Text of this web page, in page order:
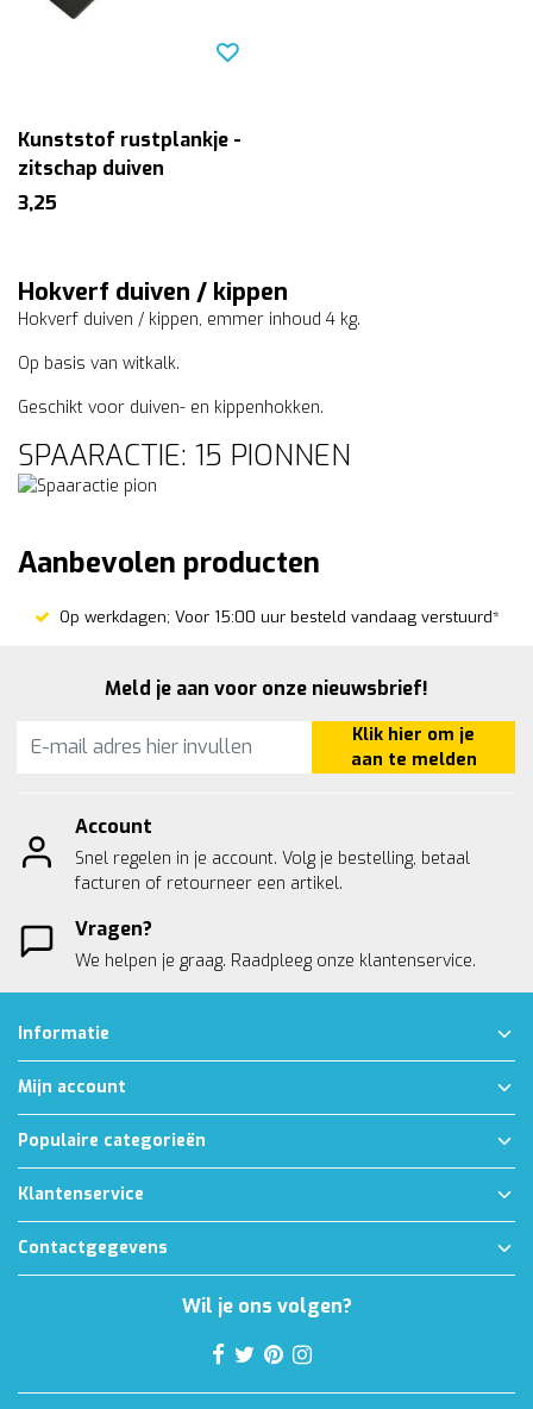
Kunststof rustplankje -
zitschap duiven
3,25
Hokverf duiven / kippen
Hokverf duiven / kippen, emmer inhoud 4 kg.
Op basis van witkalk.
Geschikt voor duiven- en kippenhokken.
SPAARACTIE: 15 PIONNEN
Aanbevolen producten
Op werkdagen; Voor 15:00 uur besteld vandaag verstuurd*
Meld je aan voor onze nieuwsbrief!
Klik hier om je
aan te melden
Account
Snel regelen in je account. Volg je bestelling, betaal
facturen of retourneer een artikel.
Vragen?
We helpen je graag. Raadpleeg onze klantenservice.
Informatie
Mijn account
Populaire categorieën
Klantenservice
Contactgegevens
Wil je ons volgen?